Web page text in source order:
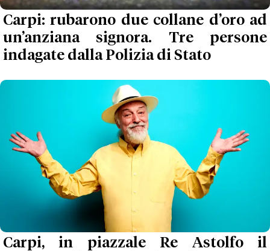
Carpi: rubarono due collane d’oro ad
un’anziana signora. Tre persone
indagate dalla Polizia di Stato
Carpi, in piazzale Re Astolfo il